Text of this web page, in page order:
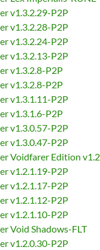
v1.3.2.29-P2P
v1.3.2.28-P2P
v1.3.2.24-P2P
v1.3.2.13-P2P
v1.3.2.8-P2P
v1.3.2.8-P2P
v1.3.1.11-P2P
v1.3.1.6-P2P
v1.3.0.57-P2P
v1.3.0.47-P2P
Voidfarer Edition
v1.2.1.19-P2P
v1.2.1.17-P2P
v1.2.1.12-P2P
v1.2.1.10-P2P
Void Shadows-FLT
v1.2.0.30-P2P